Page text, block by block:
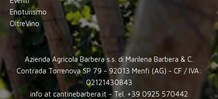
Enoturismo
OltreVino
Azienda Agricola Barbera s.s. di Marilena Barbera & C.
Contrada Torrenova SP 79 - 92013 Menfi (AG) - CF / IVA:
02121430843
info at cantinebarbera.it - Tel. +39 0925 570442